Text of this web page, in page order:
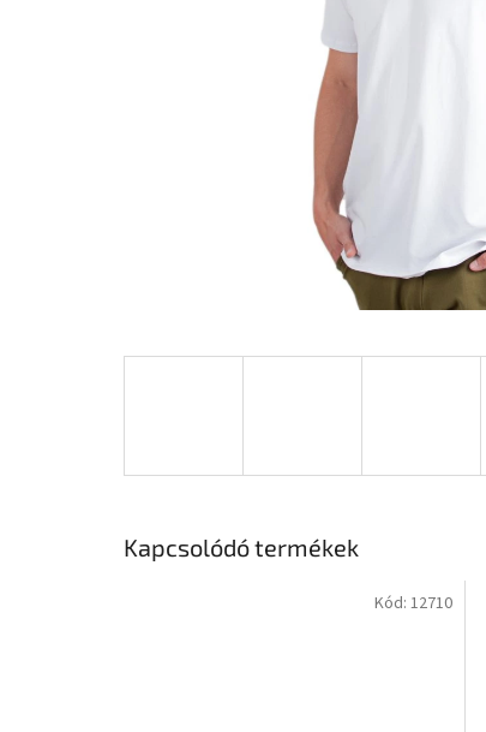
Kapcsolódó termékek
Kód: 12710